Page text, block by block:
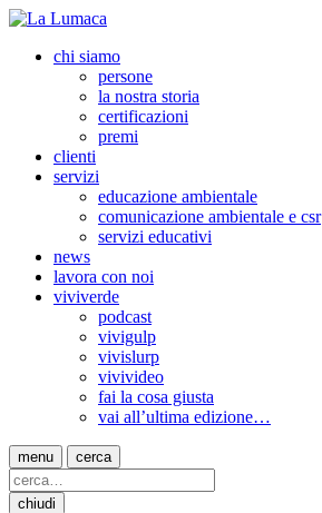
chi siamo
persone
la nostra storia
certificazioni
premi
clienti
servizi
educazione ambientale
comunicazione ambientale e csr
servizi educativi
news
lavora con noi
viviverde
podcast
vivigulp
vivislurp
vivivideo
fai la cosa giusta
vai all’ultima edizione…
menu cerca
chiudi